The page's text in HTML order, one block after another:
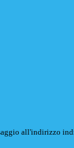
all'indirizzo